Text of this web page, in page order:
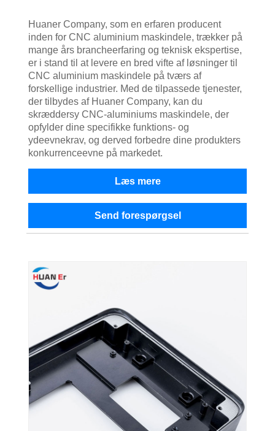
Huaner Company, som en erfaren producent
inden for CNC aluminium maskindele, trækker på
mange års brancheerfaring og teknisk ekspertise,
er i stand til at levere en bred vifte af løsninger til
CNC aluminium maskindele på tværs af
forskellige industrier. Med de tilpassede tjenester,
der tilbydes af Huaner Company, kan du
skræddersy CNC-aluminiums maskindele, der
opfylder dine specifikke funktions- og
ydeevnekrav, og derved forbedre dine produkters
konkurrenceevne på markedet.
Læs mere
Send forespørgsel